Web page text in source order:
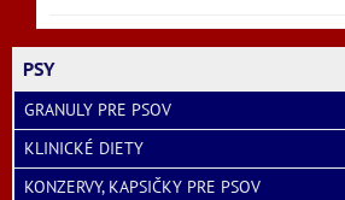
PSY
GRANULY PRE PSOV
KLINICKÉ DIETY
KONZERVY, KAPSIČKY PRE PSOV